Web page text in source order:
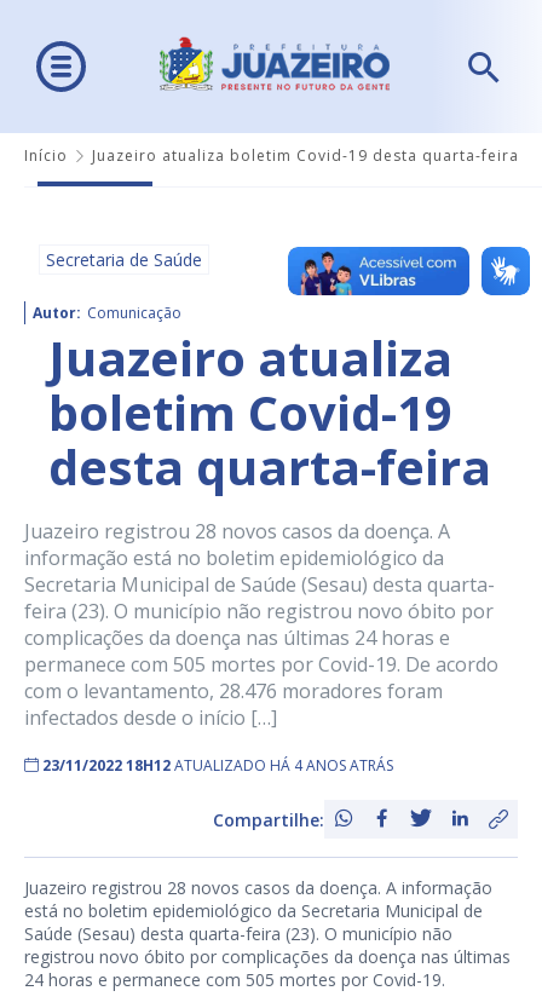
Início Juazeiro atualiza boletim Covid-19 desta quarta-feira
Secretaria de Saúde
Autor: Comunicação
Juazeiro atualiza
boletim Covid-19
desta quarta-feira
Juazeiro registrou 28 novos casos da doença. A
informação está no boletim epidemiológico da
Secretaria Municipal de Saúde (Sesau) desta quarta-
feira (23). O município não registrou novo óbito por
complicações da doença nas últimas 24 horas e
permanece com 505 mortes por Covid-19. De acordo
com o levantamento, 28.476 moradores foram
infectados desde o início […]
23/11/2022 18H12ATUALIZADO HÁ 4 ANOS ATRÁS
Compartilhe:
Juazeiro registrou 28 novos casos da doença. A informação
está no boletim epidemiológico da Secretaria Municipal de
Saúde (Sesau) desta quarta-feira (23). O município não
registrou novo óbito por complicações da doença nas últimas
24 horas e permanece com 505 mortes por Covid-19.